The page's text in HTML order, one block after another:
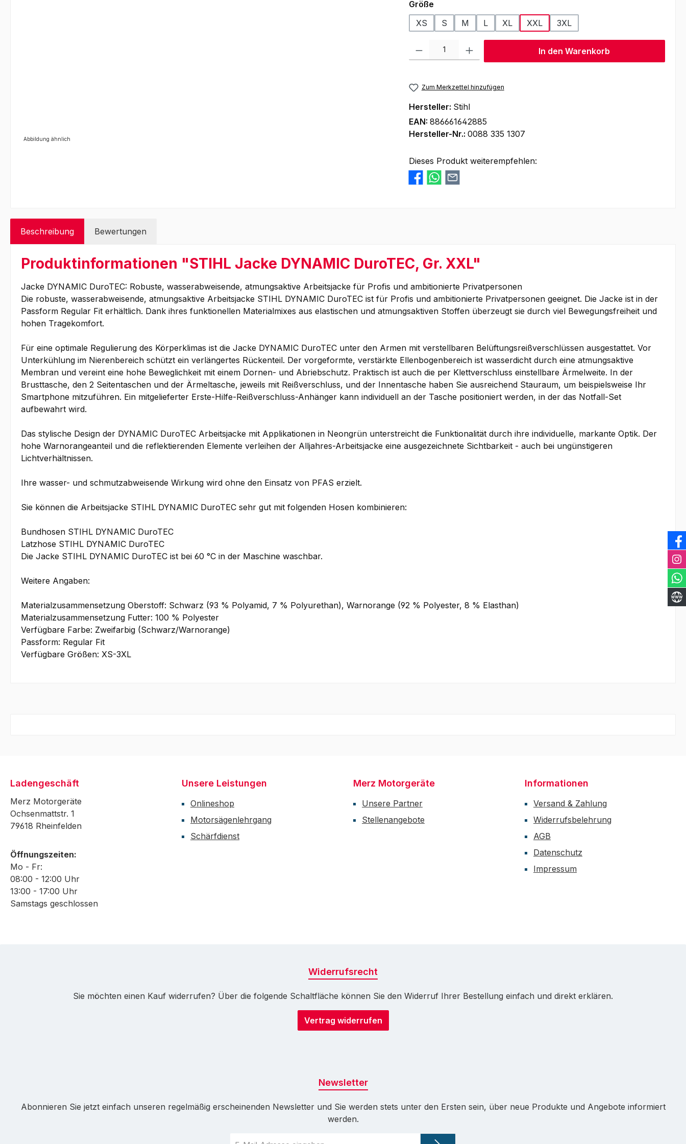
Abbildung ähnlich
Größeauswählen
XS
S M L XL XXL 3XL
Produkt Anzahl: Gib den gewünschten Wert ein oder benutze die Schaltflächen
In den Warenkorb
Zum Merkzettel hinzufügen
Hersteller: Stihl
EAN: 886661642885
Hersteller-Nr.: 0088 335 1307
Dieses Produkt weiterempfehlen:
Beschreibung Bewertungen
Produktinformationen "STIHL Jacke DYNAMIC DuroTEC, Gr. XXL"
Jacke DYNAMIC DuroTEC: Robuste, wasserabweisende, atmungsaktive Arbeitsjacke für Profis und ambitionierte Privatpersonen
Die robuste, wasserabweisende, atmungsaktive Arbeitsjacke STIHL DYNAMIC DuroTEC ist für Profis und ambitionierte Privatpersonen geeignet. Die Jacke ist in der
Passform Regular Fit erhältlich. Dank ihres funktionellen Materialmixes aus elastischen und atmungsaktiven Stoffen überzeugt sie durch viel Bewegungsfreiheit und
hohen Tragekomfort.
Für eine optimale Regulierung des Körperklimas ist die Jacke DYNAMIC DuroTEC unter den Armen mit verstellbaren Belüftungsreißverschlüssen ausgestattet. Vor
Unterkühlung im Nierenbereich schützt ein verlängertes Rückenteil. Der vorgeformte, verstärkte Ellenbogenbereich ist wasserdicht durch eine atmungsaktive
Membran und vereint eine hohe Beweglichkeit mit einem Dornen- und Abriebschutz. Praktisch ist auch die per Klettverschluss einstellbare Ärmelweite. In der
Brusttasche, den 2 Seitentaschen und der Ärmeltasche, jeweils mit Reißverschluss, und der Innentasche haben Sie ausreichend Stauraum, um beispielsweise Ihr
Smartphone mitzuführen. Ein mitgelieferter Erste-Hilfe-Reißverschluss-Anhänger kann individuell an der Tasche positioniert werden, in der das Notfall-Set
aufbewahrt wird.
Das stylische Design der DYNAMIC DuroTEC Arbeitsjacke mit Applikationen in Neongrün unterstreicht die Funktionalität durch ihre individuelle, markante Optik. Der
hohe Warnorangeanteil und die reflektierenden Elemente verleihen der Alljahres-Arbeitsjacke eine ausgezeichnete Sichtbarkeit - auch bei ungünstigeren
Lichtverhältnissen.
Ihre wasser- und schmutzabweisende Wirkung wird ohne den Einsatz von PFAS erzielt.
Sie können die Arbeitsjacke STIHL DYNAMIC DuroTEC sehr gut mit folgenden Hosen kombinieren:
Bundhosen STIHL DYNAMIC DuroTEC
Latzhose STIHL DYNAMIC DuroTEC
Die Jacke STIHL DYNAMIC DuroTEC ist bei 60 °C in der Maschine waschbar.
Weitere Angaben:
Materialzusammensetzung Oberstoff: Schwarz (93 % Polyamid, 7 % Polyurethan), Warnorange (92 % Polyester, 8 % Elasthan)
Materialzusammensetzung Futter: 100 % Polyester
Verfügbare Farbe: Zweifarbig (Schwarz/Warnorange)
Passform: Regular Fit
Verfügbare Größen: XS-3XL
Ladengeschäft
Merz Motorgeräte
Ochsenmattstr. 1
79618 Rheinfelden
Öffnungszeiten:
Mo - Fr:
08:00 - 12:00 Uhr
13:00 - 17:00 Uhr
Samstags geschlossen
Unsere Leistungen
Onlineshop
Motorsägenlehrgang
Schärfdienst
Merz Motorgeräte
Unsere Partner
Stellenangebote
Informationen
Versand & Zahlung
Widerrufsbelehrung
AGB
Datenschutz
Impressum
Widerrufsrecht
Sie möchten einen Kauf widerrufen? Über die folgende Schaltfläche können Sie den Widerruf Ihrer Bestellung einfach und direkt erklären.
Vertrag widerrufen
Newsletter
Abonnieren Sie jetzt einfach unseren regelmäßig erscheinenden Newsletter und Sie werden stets unter den Ersten sein, über neue Produkte und Angebote informiert
werden.